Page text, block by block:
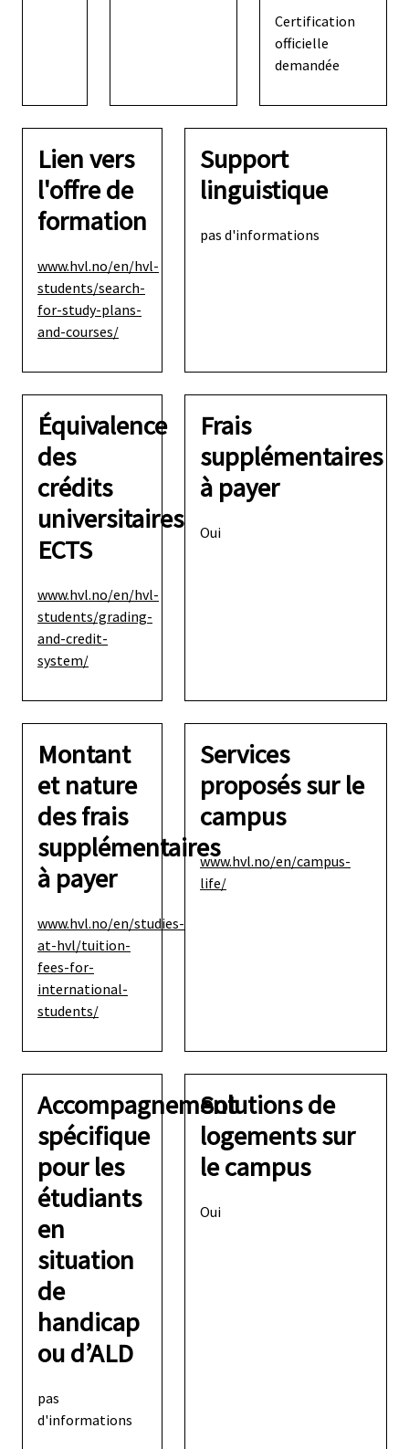
Certification
officielle
demandée
Lien vers
l'offre de
formation
www.hvl.no/en/hvl-
students/search-
for-study-plans-
and-courses/
Support
linguistique
pas d'informations
Équivalence
des
crédits
universitaires
ECTS
www.hvl.no/en/hvl-
students/grading-
and-credit-
system/
Frais
supplémentaires
à payer
Oui
Montant
et nature
des frais
supplémentaires
à payer
www.hvl.no/en/studies-
at-hvl/tuition-
fees-for-
international-
students/
Services
proposés sur le
campus
www.hvl.no/en/campus-
life/
Accompagnement
spécifique
pour les
étudiants
en
situation
de
handicap
ou d’ALD
pas
d'informations
Solutions de
logements sur
le campus
Oui